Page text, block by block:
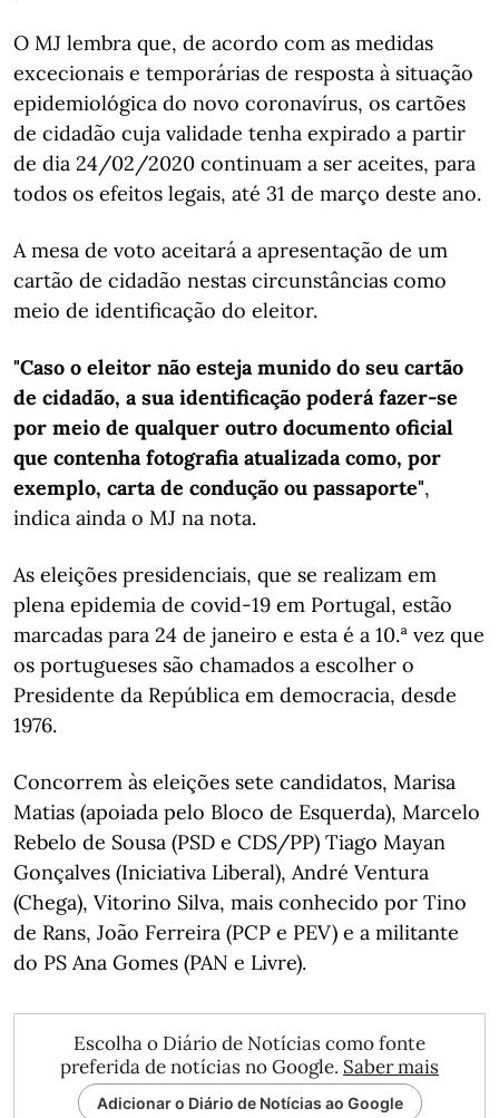
O MJ lembra que, de acordo com as medidas
excecionais e temporárias de resposta à situação
epidemiológica do novo coronavírus, os cartões
de cidadão cuja validade tenha expirado a partir
de dia 24/02/2020 continuam a ser aceites, para
todos os efeitos legais, até 31 de março deste ano.
A mesa de voto aceitará a apresentação de um
cartão de cidadão nestas circunstâncias como
meio de identificação do eleitor.
"Caso o eleitor não esteja munido do seu cartão
de cidadão, a sua identificação poderá fazer-se
por meio de qualquer outro documento oficial
que contenha fotografia atualizada como, por
exemplo, carta de condução ou passaporte",
indica ainda o MJ na nota.
As eleições presidenciais, que se realizam em
plena epidemia de covid-19 em Portugal, estão
marcadas para 24 de janeiro e esta é a 10.ª vez que
os portugueses são chamados a escolher o
Presidente da República em democracia, desde
1976.
Concorrem às eleições sete candidatos, Marisa
Matias (apoiada pelo Bloco de Esquerda), Marcelo
Rebelo de Sousa (PSD e CDS/PP) Tiago Mayan
Gonçalves (Iniciativa Liberal), André Ventura
(Chega), Vitorino Silva, mais conhecido por Tino
de Rans, João Ferreira (PCP e PEV) e a militante
do PS Ana Gomes (PAN e Livre).
Escolha o Diário de Notícias como fonte
preferida de notícias no Google. Saber mais
Adicionar o Diário de Notícias ao Google